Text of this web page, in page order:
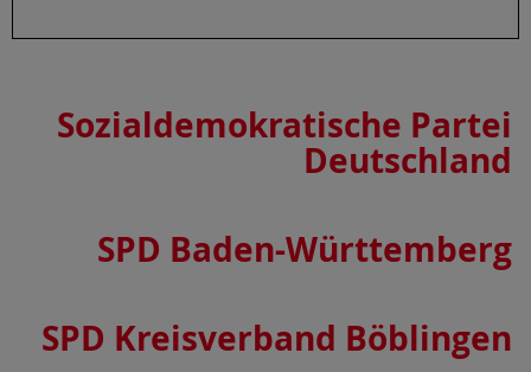
Sozialdemokratische Partei
Deutschland
SPD Baden-Württemberg
SPD Kreisverband Böblingen